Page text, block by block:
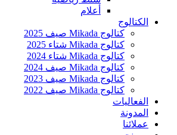
أعلام
الكتالوج
كتالوج Mikada صيف 2025
كتالوج Mikada شتاء 2025
كتالوج Mikada شتاء 2024
كتالوج Mikada صيف 2024
كتالوج Mikada صيف 2023
كتالوج Mikada صيف 2022
الفعاليات
المدونة
عملائنا